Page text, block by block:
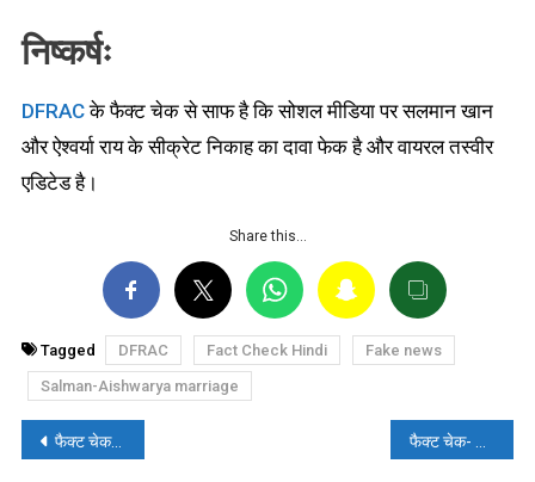
निष्कर्षः
DFRACके फैक्ट चेक से साफ है कि सोशल मीडिया पर सलमान खान
और ऐश्वर्या राय के सीक्रेट निकाह का दावा फेक है और वायरल तस्वीर
एडिटेड है।
Share this…
Tagged DFRAC Fact Check Hindi
Fake news
Salman-Aishwarya marriage
पोस्ट
फैक्ट चेक- ब्राजील का वीडियो हिजबुल्लाह के इजरायल पर हमले का बताकर किया गया वायरल